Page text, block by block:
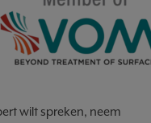
wilt spreken, neem